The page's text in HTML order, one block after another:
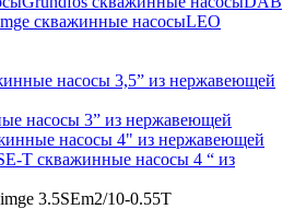
скважинные насосыLEO
насосы 3,5” из нержавеющей
насосы 3” из нержавеющей
насосы 4" из нержавеющей
T скважинные насосы 4 “ из
3.5SEm2/10-0.55T